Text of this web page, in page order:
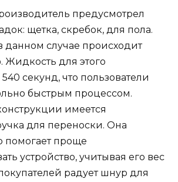
предусмотрел
щетка, скребок, для пола.
данном случае происходит
Жидкость для этого
540 секунд, что пользователи
быстрым процессом.
имеется
для переноски. Она
помогает проще
устройство, учитывая его вес
радует шнур для